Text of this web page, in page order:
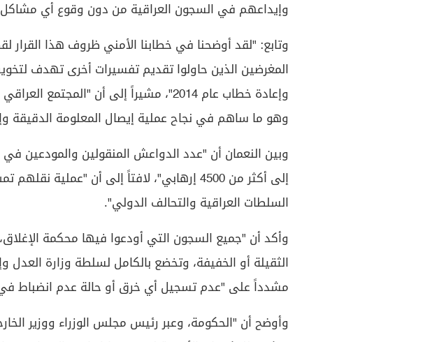
وإيداعهم في السجون العراقية من دون وقوع أي
وتابع: "لقد أوضحنا في خطابنا الأمني ظروف هذا القرار
المغرضين الذين حاولوا تقديم تفسيرات أخرى تهدف
وإعادة خطاب عام 2014"، مشيراً إلى أن
وهو ما ساهم في نجاح عملية إيصال المعلومة الدقيقة
وبين النعمان أن "عدد الدواعش المنقولين والمودعين
إلى أكثر من 4500 إرهابي"، لافتاً إلى أن "عملية
السلطات العراقية والتحالف الدولي".
وأكد أن "جميع السجون التي أودعوا فيها محكمة
الثقيلة أو الخفيفة، وتخضع بالكامل لسلطة وزارة العدل
مشدداً على "عدم تسجيل أي خرق أو حالة عدم انضباط
وأوضح أن "الحكومة، وعبر رئيس مجلس الوزراء ووزير